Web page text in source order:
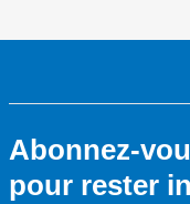
Abonnez-
pour rester